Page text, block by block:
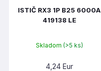
ISTIČ RX3 1P B25 6000A
419138 LE
Skladom (>5 ks)
4,24 Eur